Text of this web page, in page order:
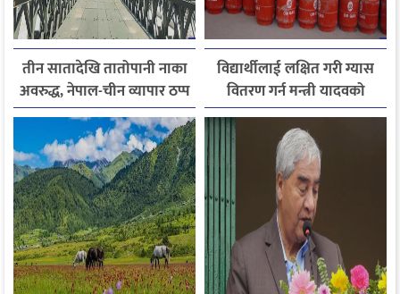
तीन सातादेखि तातोपानी नाका
अवरुद्ध, नेपाल-चीन व्यापार ठप्प
विद्यार्थीलाई लक्षित गरी ग्यास
वितरण गर्न मन्त्री यादवको
निर्देशन